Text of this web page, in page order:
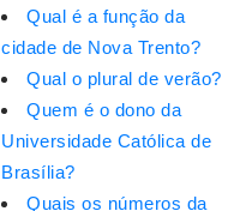
Qual é a função da
cidade de Nova Trento?
Qual o plural de verão?
Quem é o dono da
Universidade Católica de
Brasília?
Quais os números da